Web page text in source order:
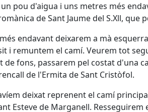
pou d'aigua i uns metres més
de Sant Jaume del S.Xll, que
endavant deixarem a mà
i remuntem el camí. Veurem tot
fons, passarem pel costat d'una
de l'Ermita de Sant Cristòfol.
deixat reprenent el camí
Esteve de Marganell.